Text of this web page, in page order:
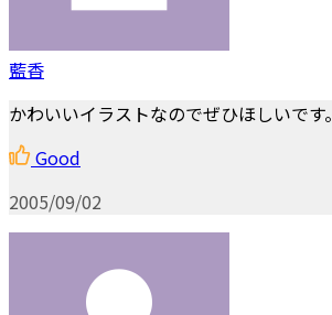
藍香
かわいいイラストなのでぜひほしいです。
Good
2005/09/02